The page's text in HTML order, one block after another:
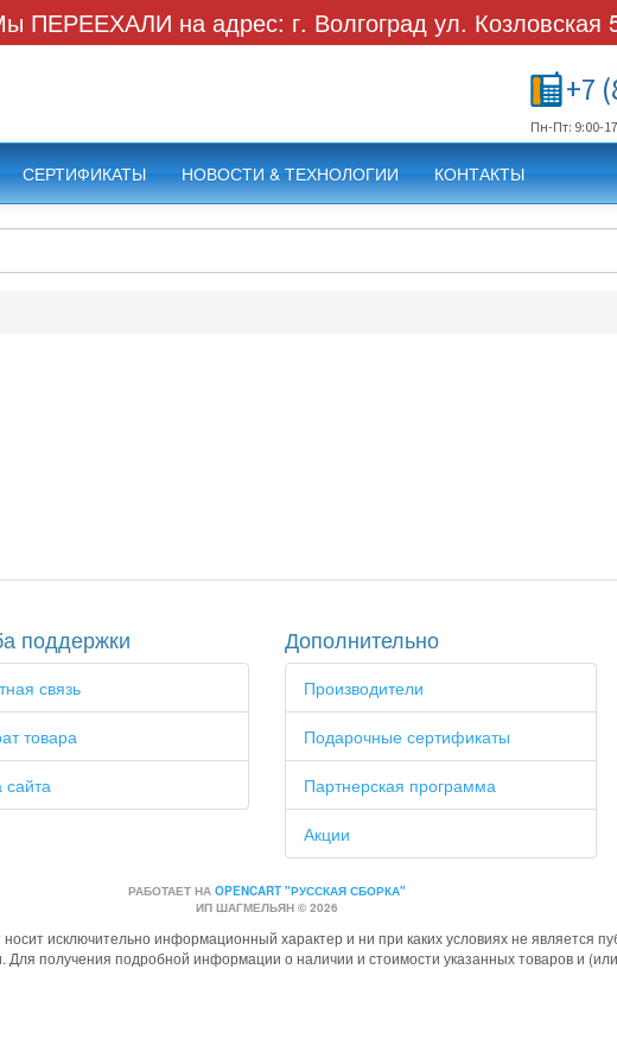
ПЕРЕЕХАЛИ на адрес: г. Волгоград ул. Козловская
+7
Пн-Пт: 9:00-
СЕРТИФИКАТЫ НОВОСТИ & ТЕХНОЛОГИИ КОНТАКТЫ
поддержки
связь
товара
сайта
Дополнительно
Производители
Подарочные сертификаты
Партнерская программа
Акции
РАБОТАЕТ НА OPENCART "РУССКАЯ СБОРКА"
ИП ШАГМЕЛЬЯН © 2026
исключительно информационный характер и ни при каких условиях не является
Для получения подробной информации о наличии и стоимости указанных товаров и